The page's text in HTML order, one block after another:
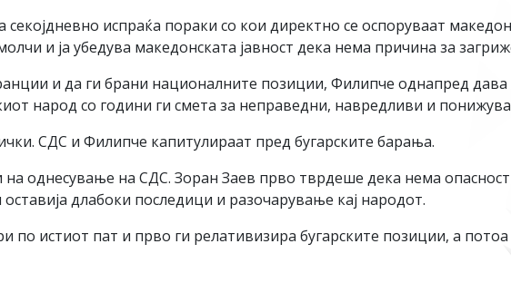
секојдневно испраќа пораки со кои директно се оспоруваат
и ја убедува македонската јавност дека нема причина за
и да ги брани националните позиции, Филипче однапред
народ со години ги смета за неправедни, навредливи и
СДС и Филипче капитулираат пред бугарските барања.
на однесување на СДС. Зоран Заев прво тврдеше дека нема
длабоки последици и разочарување кај народот.
по истиот пат и прво ги релативизира бугарските позиции, а